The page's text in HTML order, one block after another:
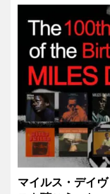
マイルス・デイ